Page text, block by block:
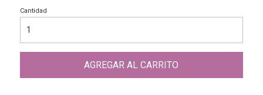
Cantidad
AGREGAR AL CARRITO